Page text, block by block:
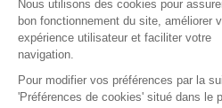
©alphea-lesbassins.fr 2025